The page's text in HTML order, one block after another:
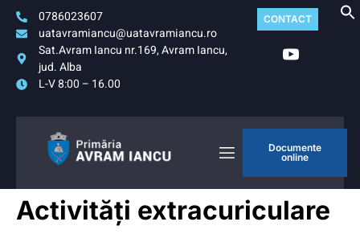
0786023607
uatavramiancu@uatavramiancu.ro
Sat.Avram Iancu nr.169, Avram Iancu,
jud. Alba
L-V 8:00 – 16.00
CONTACT
Documente
online
Activități extracuriculare